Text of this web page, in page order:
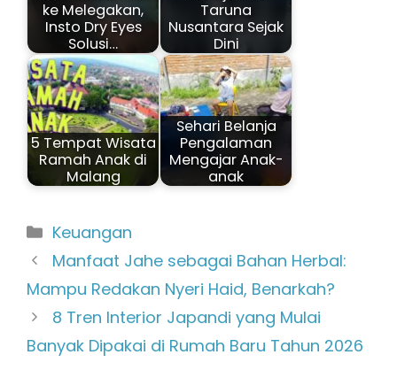
ke Melegakan,
Insto Dry Eyes
Solusi…
Taruna
Nusantara Sejak
Dini
5 Tempat Wisata
Ramah Anak di
Malang
Sehari Belanja
Pengalaman
Mengajar Anak-
anak
Kategori
Keuangan
Manfaat Jahe sebagai Bahan Herbal:
Mampu Redakan Nyeri Haid, Benarkah?
8 Tren Interior Japandi yang Mulai
Banyak Dipakai di Rumah Baru Tahun 2026